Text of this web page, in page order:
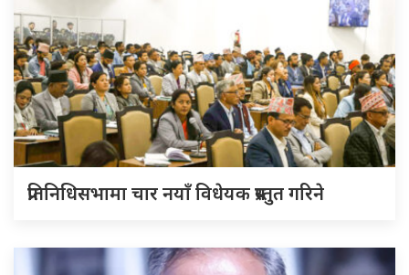
प्रतिनिधिसभामा चार नयाँ विधेयक प्रस्तुत गरिने